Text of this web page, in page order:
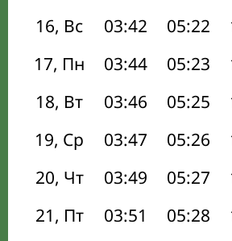
16, Вс
03:42 05:22
17, Пн
03:44 05:23
18, Вт
03:46 05:25
19, Ср
03:47 05:26
20, Чт
03:49 05:27
21, Пт
03:51 05:28